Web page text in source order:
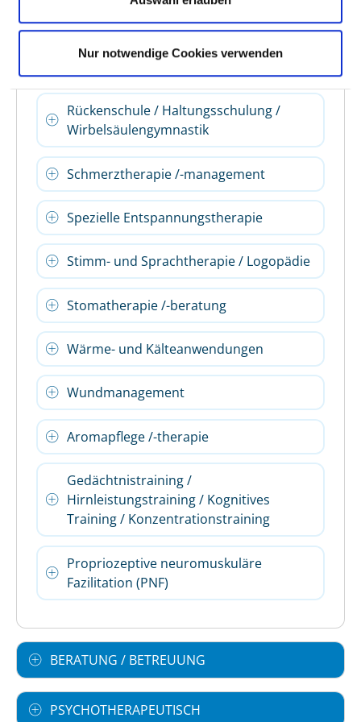
Nur notwendige Cookies verwenden
Präventive Leistungsangebote /
Rückenschule / Haltungsschulung /
Wirbelsäulengymnastik
Schmerztherapie /-management
Spezielle Entspannungstherapie
Stimm- und Sprachtherapie / Logopädie
Stomatherapie /-beratung
Wärme- und Kälteanwendungen
Wundmanagement
Aromapflege /-therapie
Gedächtnistraining /
Hirnleistungstraining / Kognitives
Training / Konzentrationstraining
Propriozeptive neuromuskuläre
Fazilitation (PNF)
BERATUNG / BETREUUNG
PSYCHOTHERAPEUTISCH